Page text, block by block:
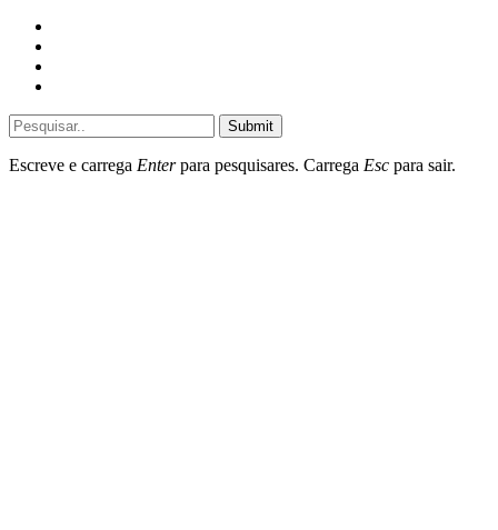
Submit
Escreve e carrega Enterpara pesquisares. Carrega Esc para sair.